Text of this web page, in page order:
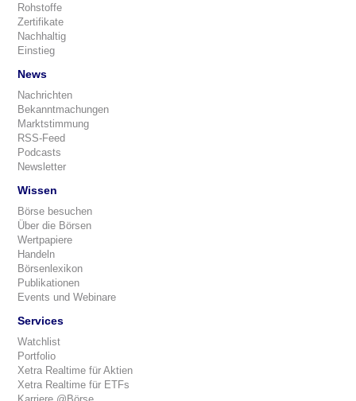
Rohstoffe
Zertifikate
Nachhaltig
Einstieg
News
Nachrichten
Bekanntmachungen
Marktstimmung
RSS-Feed
Podcasts
Newsletter
Wissen
Börse besuchen
Über die Börsen
Wertpapiere
Handeln
Börsenlexikon
Publikationen
Events und Webinare
Services
Watchlist
Portfolio
Xetra Realtime für Aktien
Xetra Realtime für ETFs